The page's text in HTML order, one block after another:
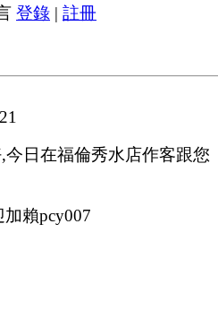
登錄 | 註冊
今日在福倫秀水店作客跟您
賴pcy007